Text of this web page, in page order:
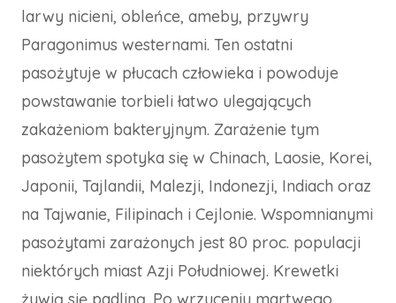
larwy nicieni, obleńce, ameby, przywry
Paragonimus westernami. Ten ostatni
pasożytuje w płucach człowieka i powoduje
powstawanie torbieli łatwo ulegających
zakażeniom bakteryjnym. Zarażenie tym
pasożytem spotyka się w Chinach, Laosie, Korei,
Japonii, Tajlandii, Malezji, Indonezji, Indiach oraz
na Tajwanie, Filipinach i Cejlonie. Wspomnianymi
pasożytami zarażonych jest 80 proc. populacji
niektórych miast Azji Południowej. Krewetki